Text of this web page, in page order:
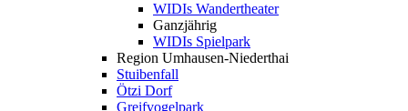
WIDIs Wandertheater
Ganzjährig
WIDIs Spielpark
Region Umhausen-Niederthai
Stuibenfall
Ötzi Dorf
Greifvogelpark